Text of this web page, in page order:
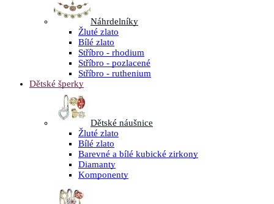
Náhrdelníky
Žluté zlato
Bílé zlato
Stříbro - rhodium
Stříbro - pozlacené
Stříbro - ruthenium
Dětské šperky
Dětské náušnice
Žluté zlato
Bílé zlato
Barevné a bílé kubické zirkony
Diamanty
Komponenty